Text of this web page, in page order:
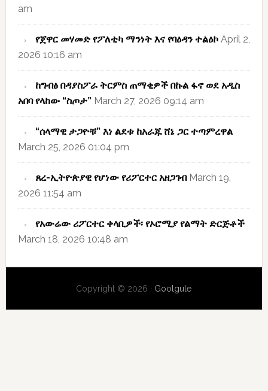
am
የጀዋር መሃመድ የፖለቲካ ማንነት እና የባዕዳን ተልዕኮ April 2,
2026 10:16 am
ከግብፅ በዳያስፖራ ትርምስ ጠማቂዎች በኩል ፋኖ ወደ አዲስ
አበባ የላከው “ስጦታ” March 27, 2026 09:14 am
“ሰላማዊ ታጋዮቹ” እነ ልደቱ ከአራጁ ሸኔ ጋር ተጣምረዋል
March 25, 2026 01:04 pm
ጸረ-ኢትዮጵያዊ የሆነው የሪፖርተር አዘጋገብ March 19,
2026 11:54 am
የአውሬው ሪፖርተር ቀላቢዎች፡ የኦሮሚያ የልማት ድርጅቶች
March 18, 2026 10:48 am
Copyright © 2026 · Goolgule